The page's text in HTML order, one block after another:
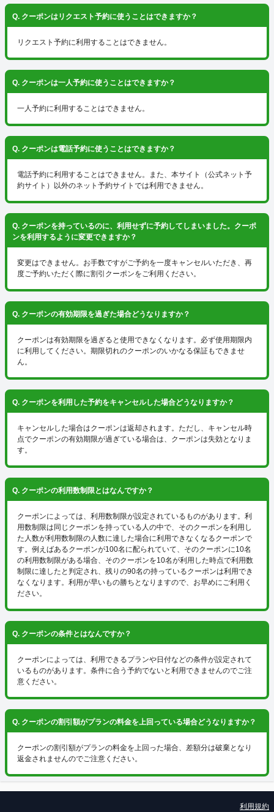
Q. クーポンはリクエスト予約に使うことはできますか？
リクエスト予約に利用することはできません。
Q. クーポンは一人予約に使うことはできますか？
一人予約に利用することはできません。
Q. クーポンは電話予約に使うことはできますか？
電話予約に利用することはできません。また、本サイト（公式ネット予
約サイト）以外のネット予約サイトでは利用できません。
Q. クーポンを持っているのに、利用せずに予約してしまいました。クーポ
ンを利用するように変更できますか？
変更はできません。お手数ですがご予約を一度キャンセルいただき、再
度ご予約いただく際に割引クーポンをご利用ください。
Q. クーポンの有効期限を過ぎた場合どうなりますか？
クーポンは有効期限を過ぎると使用できなくなります。必ず使用期限内
に利用してください。期限切れのクーポンのいかなる保証もできませ
ん。
Q. クーポンを利用した予約をキャンセルした場合どうなりますか？
キャンセルした場合はクーポンは返却されます。ただし、キャンセル時
点でクーポンの有効期限が過ぎている場合は、クーポンは失効となりま
す。
Q. クーポンの利用数制限とはなんですか？
クーポンによっては、利用数制限が設定されているものがあります。利
用数制限は同じクーポンを持っている人の中で、そのクーポンを利用し
た人数が利用数制限の人数に達した場合に利用できなくなるクーポンで
す。例えばあるクーポンが100名に配られていて、そのクーポンに10名
の利用数制限がある場合、そのクーポンを10名が利用した時点で利用数
制限に達したと判定され、残りの90名の持っているクーポンは利用でき
なくなります。利用が早いもの勝ちとなりますので、お早めにご利用く
ださい。
Q. クーポンの条件とはなんですか？
クーポンによっては、利用できるプランや日付などの条件が設定されて
いるものがあります。条件に合う予約でないと利用できませんのでご注
意ください。
Q. クーポンの割引額がプランの料金を上回っている場合どうなりますか？
クーポンの割引額がプランの料金を上回った場合、差額分は破棄となり
返金されませんのでご注意ください。
利用規約